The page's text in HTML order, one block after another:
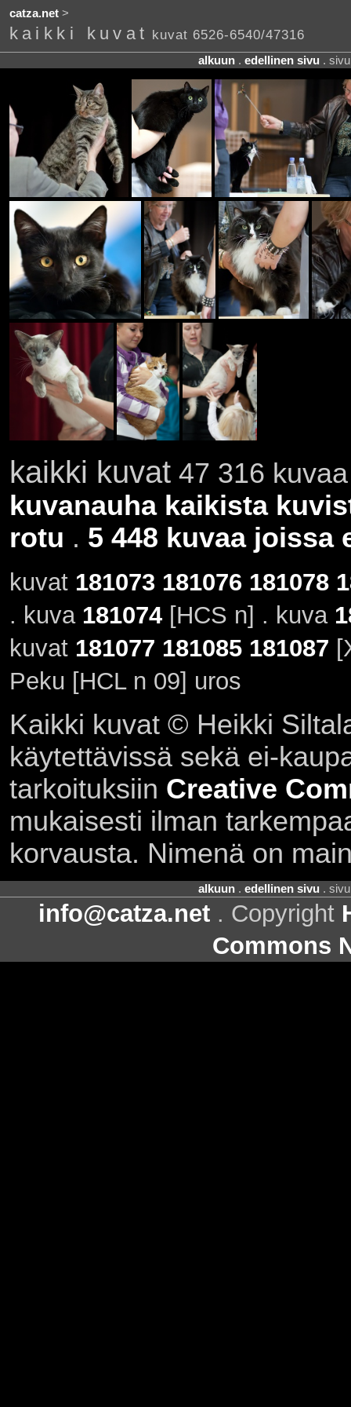
catza.net>
kaikki kuvat kuvat 6526-6540/47316
alkuun . edellinen sivu .
kaikki kuvat47 316
kuvanauha kaikista
rotu . 5 448 kuvaa joissa
kuvat 181073 181076 181078
. kuva 181074[HCS n] . kuva
kuvat 181077 181085 181087
Peku [HCL n 09] uros
Kaikki kuvat © Heikki
käytettävissä sekä ei-
tarkoituksiin Creative
mukaisesti ilman
korvausta. Nimenä on
alkuun . edellinen sivu .
info@catza.net . Copyright
Commons